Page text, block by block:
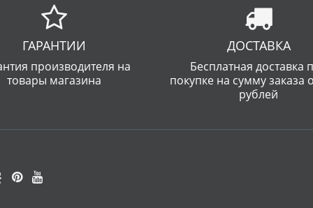
ГАРАНТИИ
производителя на
товары магазина
ДОСТАВКА
Бесплатная доставка
покупке на сумму заказа
рублей